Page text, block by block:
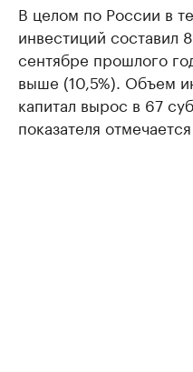
В целом по России в
инвестиций составил
сентябре прошлого
выше (10,5%). Объем
капитал вырос в 67
показателя